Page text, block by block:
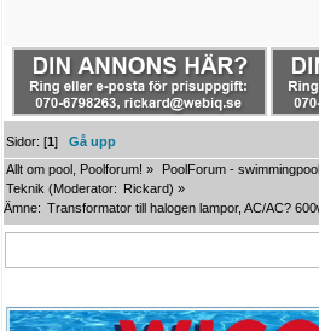
Sidor: [1]Gå upp
Allt om pool, Poolforum! » PoolForum -
Teknik (Moderator: Rickard) »
Ämne: Transformator till halogen lampor, AC/AC?